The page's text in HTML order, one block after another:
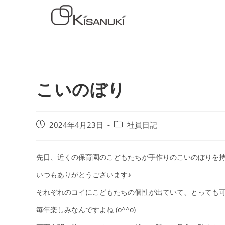
こいのぼり
2024年4月23日 社員日記
先日、近くの保育園のこどもたちが手作りのこいのぼりを
いつもありがとうございます♪
それぞれのコイにこどもたちの個性が出ていて、とっても可
毎年楽しみなんですよね (o^^o)